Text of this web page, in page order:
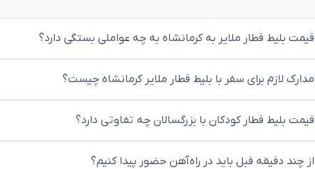
قیمت بلیط قطار ملایر به کرمانشاه به چه عواملی بستگی دارد؟
مدارک لازم برای سفر با بلیط قطار ملایر کرمانشاه چیست؟
قیمت بلیط قطار کودکان با بزرگسالان چه تفاوتی دارد؟
از چند دقیقه قبل باید در راه‌آهن حضور پیدا کنیم؟